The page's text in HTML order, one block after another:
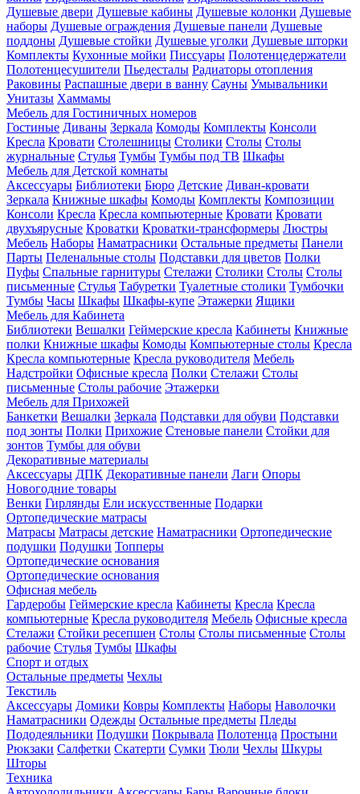
Душевые двери Душевые кабины Душевые колонки Душевые
наборы Душевые ограждения Душевые панели Душевые
поддоны Душевые стойки Душевые уголки Душевые шторки
Комплекты Кухонные мойки Писсуары Полотенцедержатели
Полотенцесушители Пьедесталы Радиаторы отопления
Раковины Распашные двери в ванну Сауны Умывальники
Унитазы Хаммамы
Мебель для Гостиничных номеров
Гостиные Диваны Зеркала Комоды Комплекты Консоли
Кресла Кровати Столешницы Столики Столы Столы
журнальные Стулья Тумбы Тумбы под ТВ Шкафы
Мебель для Детской комнаты
Аксессуары Библиотеки Бюро Детские Диван-кровати
Зеркала Книжные шкафы Комоды Комплекты Композиции
Консоли Кресла Кресла компьютерные Кровати Кровати
двухъярусные Кроватки Кроватки-трансформеры Люстры
Мебель Наборы Наматрасники Остальные предметы Панели
Парты Пеленальные столы Подставки для цветов Полки
Пуфы Спальные гарнитуры Стелажи Столики Столы Столы
письменные Стулья Табуретки Туалетные столики Тумбочки
Тумбы Часы Шкафы Шкафы-купе Этажерки Ящики
Мебель для Кабинета
Библиотеки Вешалки Геймерские кресла Кабинеты Книжные
полки Книжные шкафы Комоды Компьютерные столы Кресла
Кресла компьютерные Кресла руководителя Мебель
Надстройки Офисные кресла Полки Стелажи Столы
письменные Столы рабочие Этажерки
Мебель для Прихожей
Банкетки Вешалки Зеркала Подставки для обуви Подставки
под зонты Полки Прихожие Стеновые панели Стойки для
зонтов Тумбы для обуви
Декоративные материалы
Аксессуары ДПК Декоративные панели Лаги Опоры
Новогодние товары
Венки Гирлянды Ели искусственные Подарки
Ортопедические матрасы
Матрасы Матрасы детские Наматрасники Ортопедические
подушки Подушки Топперы
Ортопедические основания
Ортопедические основания
Офисная мебель
Гардеробы Геймерские кресла Кабинеты Кресла Кресла
компьютерные Кресла руководителя Мебель Офисные кресла
Стелажи Стойки ресепшен Столы Столы письменные Столы
рабочие Стулья Тумбы Шкафы
Спорт и отдых
Остальные предметы Чехлы
Текстиль
Аксессуары Домики Ковры Комплекты Наборы Наволочки
Наматрасники Одежды Остальные предметы Пледы
Пододеяльники Подушки Покрывала Полотенца Простыни
Рюкзаки Салфетки Скатерти Сумки Тюли Чехлы Шкуры
Шторы
Техника